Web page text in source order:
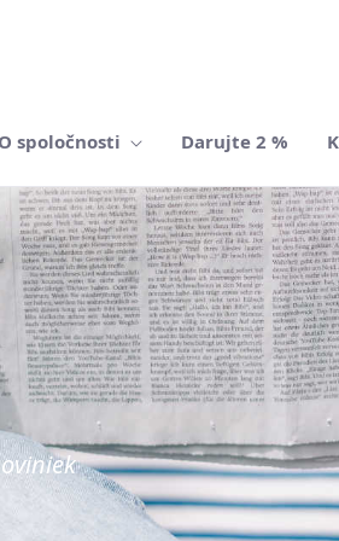
O spoločnosti Darujte 2 %